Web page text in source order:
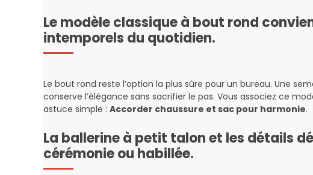
Le modèle classique à bout rond
intemporels du quotidien.
Le bout rond reste l’option la plus sûre pour un bureau. Une
conserve l’élégance sans sacrifier le pas. Vous associez ce
astuce simple : Accorder chaussure et sac pour harmonie.
La ballerine à petit talon et les détails
cérémonie ou habillée.